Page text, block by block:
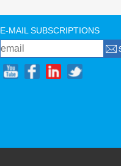
E-MAIL SUBSCRIPTIONS